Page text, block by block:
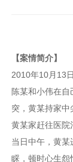
【案情简介】
2010年10月13
陈某和小伟在
突，黄某持家
黄某家赶往医院
当日中午，黄
睬，顿时心生怨